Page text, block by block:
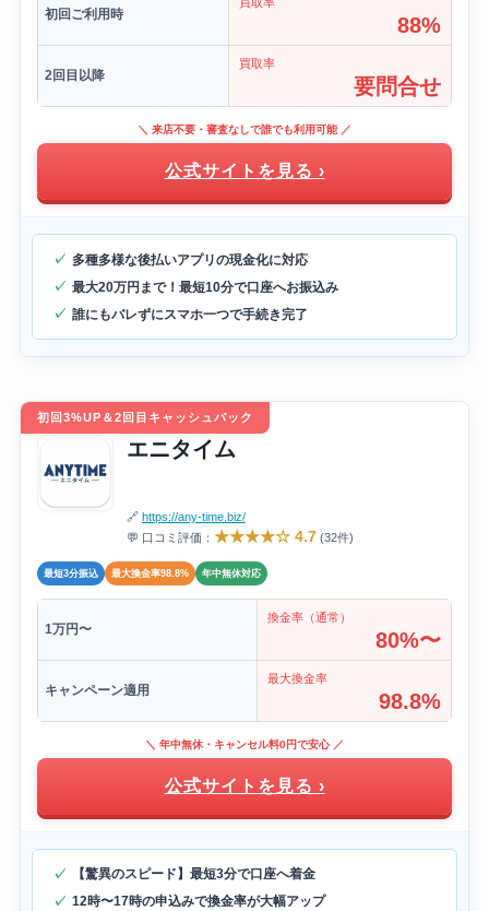
初回ご利用時 88%
2回目以降
買取率
要問合せ
＼ 来店不要・審査なしで誰でも利用可能 ／
公式サイトを見る ›
多種多様な後払いアプリの現金化に対応
最大20万円まで！最短10分で口座へお振込み
誰にもバレずにスマホ一つで手続き完了
初回3%UP＆2回目キャッシュバック
エニタイム
🔗 https://any-time.biz/
💬 口コミ評価： ★★★★☆ 4.7(32件)
最短3分振込 最大換金率98.8% 年中無休対応
1万円〜
換金率（通常）
80%〜
キャンペーン適用
最大換金率
98.8%
＼ 年中無休・キャンセル料0円で安心 ／
公式サイトを見る ›
【驚異のスピード】最短3分で口座へ着金
12時〜17時の申込みで換金率が大幅アップ